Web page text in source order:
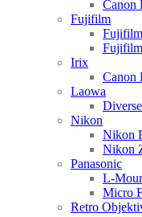
Canon
Fujifilm
Irix
Canon
Laowa
Nikon
Nikon
Nikon
Panasonic
L-
Micro
Retro